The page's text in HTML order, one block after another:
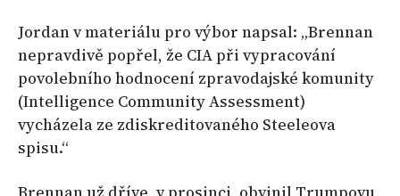
Jordan v materiálu pro výbor napsal: „Brennan
nepravdivě popřel, že CIA při vypracování
povolebního hodnocení zpravodajské komunity
(Intelligence Community Assessment)
vycházela ze zdiskreditovaného Steeleova
spisu.“